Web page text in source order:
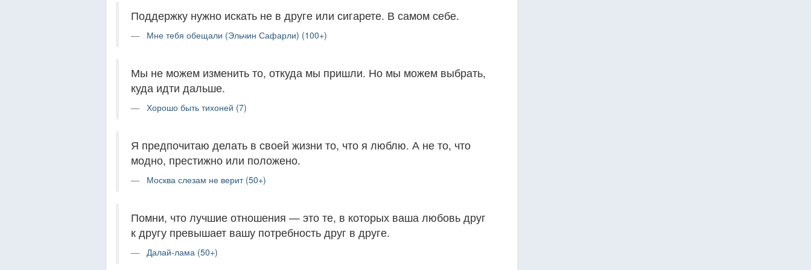
Поддержку нужно искать не в друге или сигарете. В самом себе.
Мне тебя обещали (Эльчин Сафарли) (100+)
Мы не можем изменить то, откуда мы пришли. Но мы можем выбрать,
куда идти дальше.
Хорошо быть тихоней (7)
Я предпочитаю делать в своей жизни то, что я люблю. А не то, что
модно, престижно или положено.
Москва слезам не верит (50+)
Помни, что лучшие отношения — это те, в которых ваша любовь друг
к другу превышает вашу потребность друг в друге.
Далай-лама (50+)